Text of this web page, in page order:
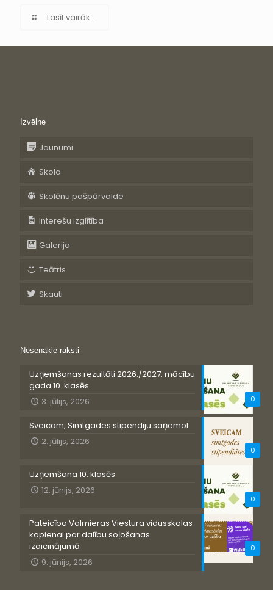
Lasīt vairāk...
Izvēlne
Jaunumi
Skola
Skolēnu pašpārvalde
Interešu izglītība
Galerija
Teātris
Skauti
Nesenākie raksti
0
Uzņemšanas rezultāti 2026./2027. mācību
gada 10. klasēs
3. jūlijs, 2026
0
Sveicam, Simtgades stipendiju saņemot
2. jūlijs, 2026
0
Uzņemšana 10. klasēs
12. jūnijs, 2026
0
Pateicība Valmieras Viestura vidusskolas
kopienai par dalību soļošanas
izaicinājumā
9. jūnijs, 2026